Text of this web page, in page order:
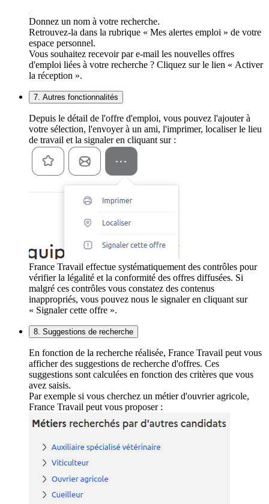
Donnez un nom à votre recherche.
Retrouvez-la dans la rubrique « Mes alertes emploi » de votre
espace personnel.
Vous souhaitez recevoir par e-mail les nouvelles offres
d'emploi liées à votre recherche ? Cliquez sur le lien « Activer
la réception ».
7. Autres fonctionnalités
Depuis le détail de l'offre d'emploi, vous pouvez l'ajouter à
votre sélection, l'envoyer à un ami, l'imprimer, localiser le lieu
de travail et la signaler en cliquant sur :
France Travail effectue systématiquement des contrôles pour
vérifier la légalité et la conformité des offres diffusées. Si
malgré ces contrôles vous constatez des contenus
inappropriés, vous pouvez nous le signaler en cliquant sur
« Signaler cette offre ».
8. Suggestions de recherche
En fonction de la recherche réalisée, France Travail peut vous
afficher des suggestions de recherche d'offres. Ces
suggestions sont calculées en fonction des critères que vous
avez saisis.
Par exemple si vous cherchez un métier d'ouvrier agricole,
France Travail peut vous proposer :